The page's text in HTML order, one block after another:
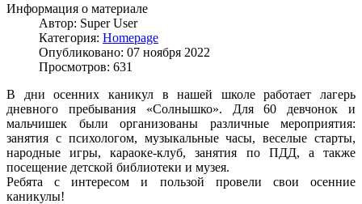
Информация о материале
Автор: Super User
Категория: Homepage
Опубликовано: 07 ноября 2022
Просмотров: 631
В дни осенних каникул в нашей школе работает лагерь
дневного пребывания «Солнышко». Для 60 девчонок и
мальчишек были организованы различные мероприятия:
занятия с психологом, музыкальные часы, веселые старты,
народные игры, караоке-клуб, занятия по ПДД, а также
посещение детской библиотеки и музея.
Ребята с интересом и пользой провели свои осенние
каникулы!